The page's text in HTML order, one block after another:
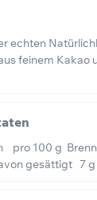
echten
feinem Kakao
pro 100 g
gesättigt 7